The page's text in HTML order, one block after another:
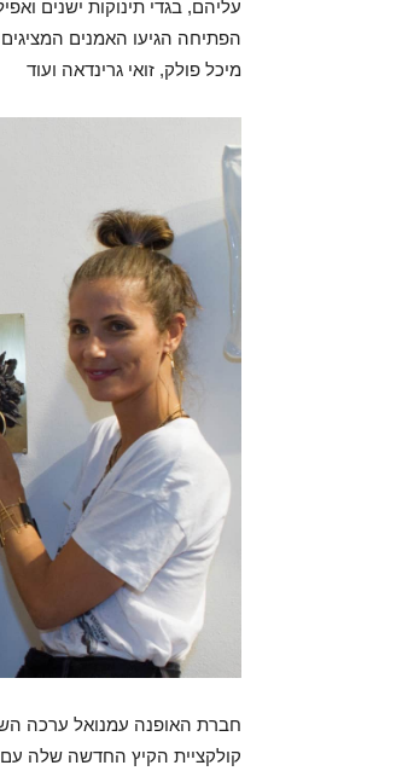
עליהם, בגדי תינוקות ישנים
הפתיחה הגיעו האמנים
מיכל פולק, זואי גרינדאה ועוד
קולקציית הקיץ החדשה שלה עם